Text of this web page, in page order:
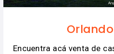
Encuentra acá venta de